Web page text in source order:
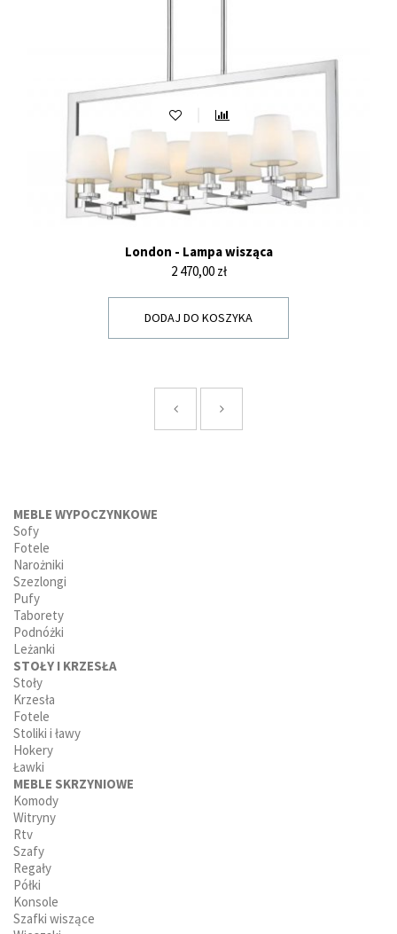
London - Lampa wisząca
Cena
2 470,00 zł
DODAJ DO KOSZYKA
MEBLE WYPOCZYNKOWE
Sofy
Fotele
Narożniki
Szezlongi
Pufy
Taborety
Podnóżki
Leżanki
STOŁY I KRZESŁA
Stoły
Krzesła
Fotele
Stoliki i ławy
Hokery
Ławki
MEBLE SKRZYNIOWE
Komody
Witryny
Rtv
Szafy
Regały
Półki
Konsole
Szafki wiszące